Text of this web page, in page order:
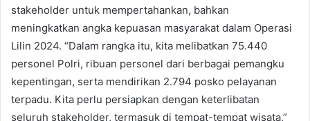
stakeholder untuk mempertahankan, bahkan
meningkatkan angka kepuasan masyarakat dalam Operasi
Lilin 2024. “Dalam rangka itu, kita melibatkan 75.440
personel Polri, ribuan personel dari berbagai pemangku
kepentingan, serta mendirikan 2.794 posko pelayanan
terpadu. Kita perlu persiapkan dengan keterlibatan
seluruh stakeholder, termasuk di tempat-tempat wisata,”